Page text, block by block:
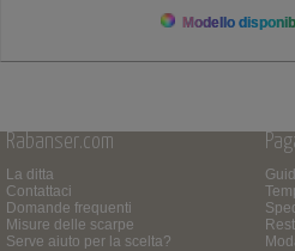
Modello
Rabanser.com
La ditta
Contattaci
Domande frequenti
Misure delle scarpe
Serve aiuto per la scelta?